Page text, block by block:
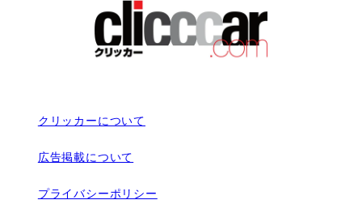
クリッカーについて
広告掲載について
プライバシーポリシー